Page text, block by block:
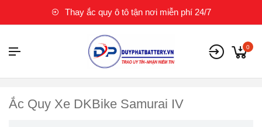
Thay ắc quy ô tô tận nơi miễn phí 24/7
0
Ắc Quy Xe DKBike Samurai IV